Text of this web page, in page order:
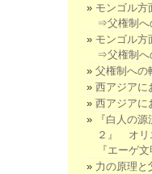
モンゴル方
⇒父権制へ
モンゴル方
⇒父権制へ
父権制への
西アジアに
西アジアに
『白人の
２』 オリ
『エーゲ
力の原理